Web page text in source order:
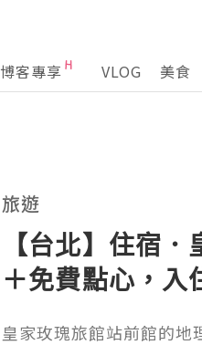
博客專享 VLOG 美食
旅遊
【台北】住宿
＋免費點心，入
皇家玫瑰旅館站前館的